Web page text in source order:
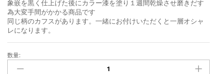
象嵌を黒く仕上げた後にカラー漆を塗り１週間乾燥させ磨きだす
為大変手間がかかる商品です
同じ柄のカフスがあります。一緒にお付けいただくと一層オシャ
レになります。
数量: